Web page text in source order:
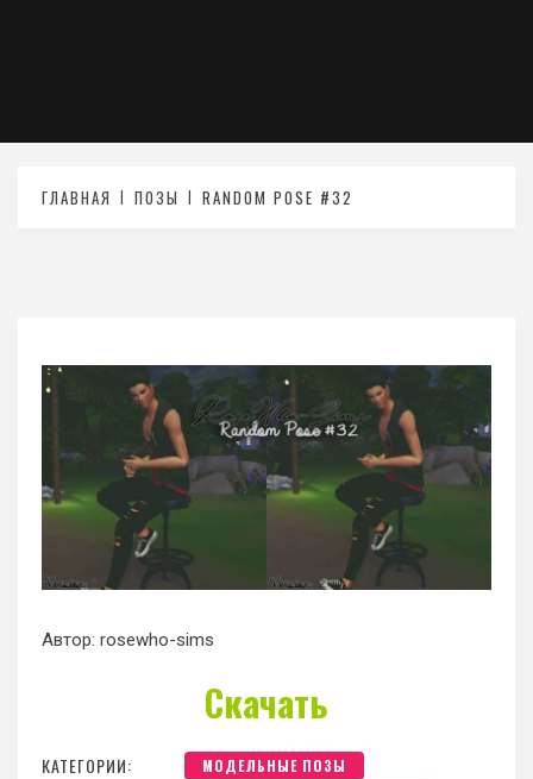
ГЛАВНАЯ ПОЗЫ RANDOM POSE #32
Автор: rosewho-sims
Скачать
КАТЕГОРИИ:
МОДЕЛЬНЫЕ ПОЗЫ